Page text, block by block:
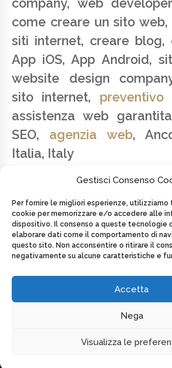
Gestisci Consenso
Per fornire le migliori esperienze,
cookie per memorizzare e/o accedere alle
dispositivo. Il consenso a queste tecnologie
elaborare dati come il comportamento di
questo sito. Non acconsentire o ritirare il
negativamente su alcune caratteristiche e
Accetta
Nega
Visualizza le
company, web
come creare un sito web,
siti internet, creare blog,
App iOS, App Android,
website design
sito internet,
assistenza web
SEO, agenzia web,
Italia, Italy
SAVINO LATTANZIO - P.IVA
CELL. +39 347.2625439
Posted on
Tagged asAGENZIA WEB,Italia,Italy,Web
DISPLAY FOOTER
COPYRIGHT MULTIMEDIA WEB DESIGN -